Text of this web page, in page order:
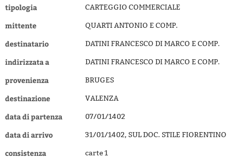
tipologia CARTEGGIO COMMERCIALE
mittente QUARTI ANTONIO E COMP.
destinatario DATINI FRANCESCO DI MARCO E COMP.
indirizzata a DATINI FRANCESCO DI MARCO E COMP.
provenienza BRUGES
destinazione VALENZA
data di partenza 07/01/1402
data di arrivo 31/01/1402, SUL DOC. STILE
consistenza carte 1